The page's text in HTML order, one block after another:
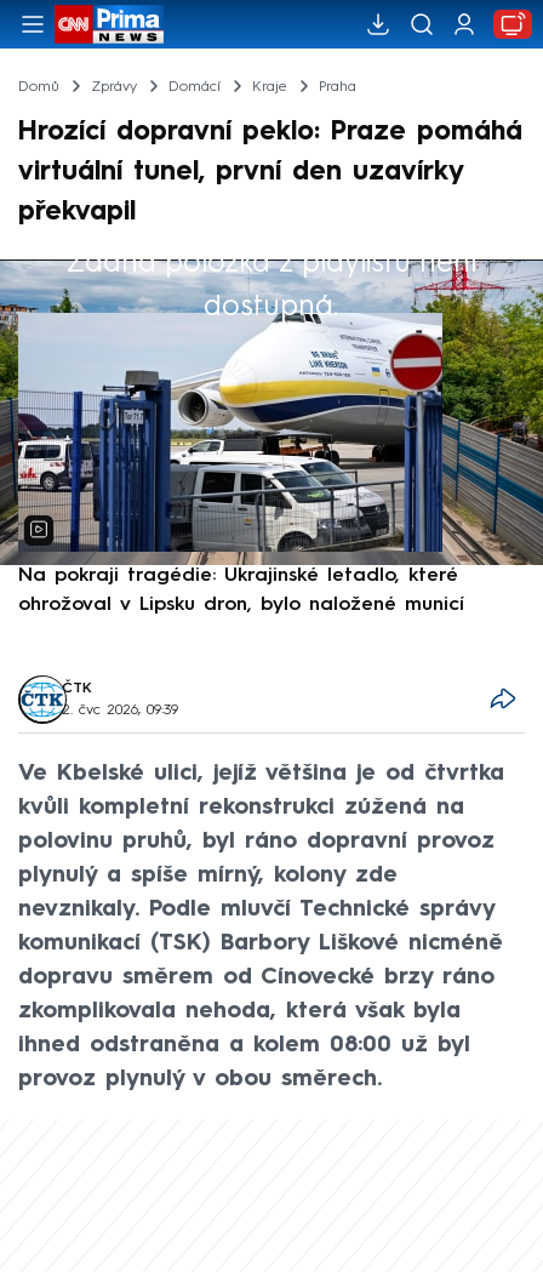
Domů Zprávy Domácí Kraje Praha
Hrozící dopravní peklo: Praze pomáhá
virtuální tunel, první den uzavírky
překvapil
Žádná položka z playlistu není
dostupná.
Výběr redakce
Na pokraji tragédie: Ukrajinské letadlo, které
ohrožoval v Lipsku dron, bylo naložené municí
ČTK
2. čvc 2026, 09:39
Ve Kbelské ulici, jejíž většina je od čtvrtka
kvůli kompletní rekonstrukci zúžená na
polovinu pruhů, byl ráno dopravní provoz
plynulý a spíše mírný, kolony zde
nevznikaly. Podle mluvčí Technické správy
komunikací (TSK) Barbory Liškové nicméně
dopravu směrem od Cínovecké brzy ráno
zkomplikovala nehoda, která však byla
ihned odstraněna a kolem 08:00 už byl
provoz plynulý v obou směrech.